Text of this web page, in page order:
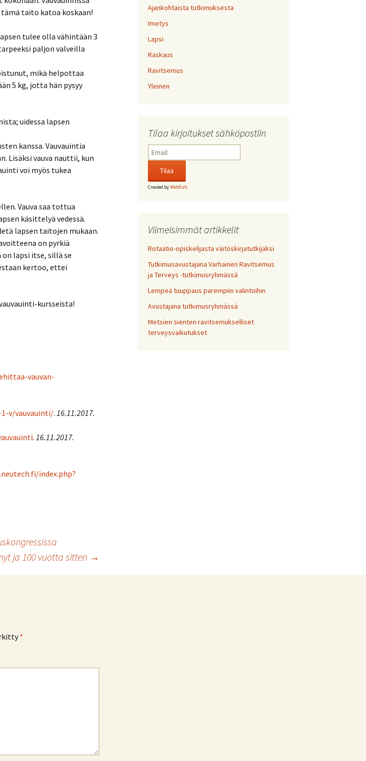
taito katoa koskaan!
tulee olla vähintään 3
paljon valveilla
mikä helpottaa
5 kg, jotta hän pysyy
uidessa lapsen
kanssa. Vauvauintia
Lisäksi vauva nauttii, kun
voi myös tukea
Vauva saa tottua
käsittelyä vedessä.
lapsen taitojen mukaan.
on pyrkiä
lapsi itse, sillä se
kertoo, ettei
kursseista!
vauvan-
v/vauvauinti/. 16.11.2017.
. 16.11.2017.
index.php?
ja 100 vuotta sitten →
*
Ajankohtaista tutkimuksesta
Imetys
Lapsi
Raskaus
Ravitsemus
Yleinen
Tilaa kirjoitukset sähköpostiin
Created byWebfish.
Viimeisimmät artikkelit
Rotaatio-opiskelijasta väitöskirjatutkijaksi
Tutkimusavustajana Varhainen Ravitsemus
ja Terveys -tutkimusryhmässä
Lempeä tuuppaus parempiin valintoihin
Avustajana tutkimusryhmässä
Metsien sienten ravitsemukselliset
terveysvaikutukset